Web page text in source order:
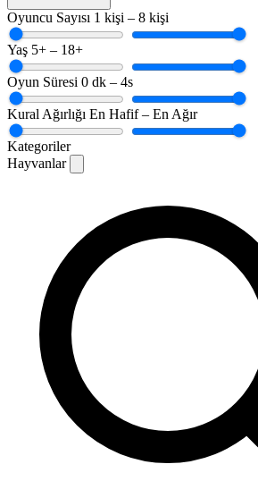
Oyuncu Sayısı 1 kişi – 8 kişi
Yaş 5+ – 18+
Oyun Süresi 0 dk – 4s
Kural Ağırlığı En Hafif – En Ağır
Kategoriler
Hayvanlar